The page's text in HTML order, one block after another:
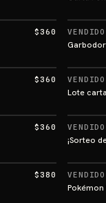
$360 VENDIDO
$360 VENDIDO
Lote
$360 VENDIDO
¡Sorteo
$380 VENDIDO